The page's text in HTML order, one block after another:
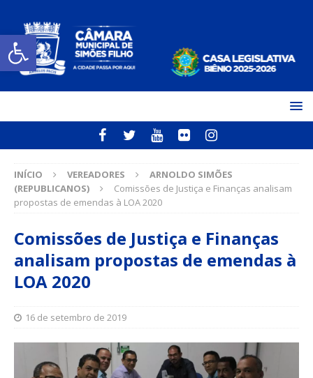
Open toolbar
INÍCIO VEREADORES
ARNOLDO SIMÕES
(REPUBLICANOS)
Comissões de Justiça e Finanças analisam
propostas de emendas à LOA 2020
Comissões de Justiça e Finanças
analisam propostas de emendas à
LOA 2020
16 de setembro de 2019